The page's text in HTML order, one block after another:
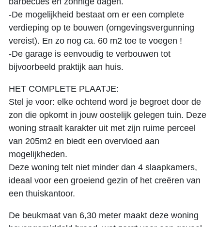
-De mogelijkheid bestaat om er een complete
verdieping op te bouwen (omgevingsvergunning
vereist). En zo nog ca. 60 m2 toe te voegen !
-De garage is eenvoudig te verbouwen tot
bijvoorbeeld praktijk aan huis.
HET COMPLETE PLAATJE:
Stel je voor: elke ochtend word je begroet door de
zon die opkomt in jouw oostelijk gelegen tuin. Deze
woning straalt karakter uit met zijn ruime perceel
van 205m2 en biedt een overvloed aan
mogelijkheden.
Deze woning telt niet minder dan 4 slaapkamers,
ideaal voor een groeiend gezin of het creëren van
een thuiskantoor.
De beukmaat van 6,30 meter maakt deze woning